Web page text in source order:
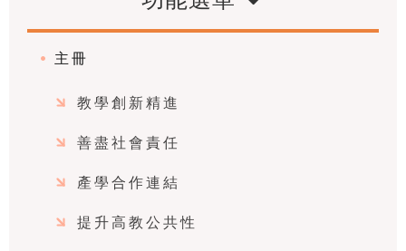
主冊
教學創新精進
善盡社會責任
產學合作連結
提升高教公共性